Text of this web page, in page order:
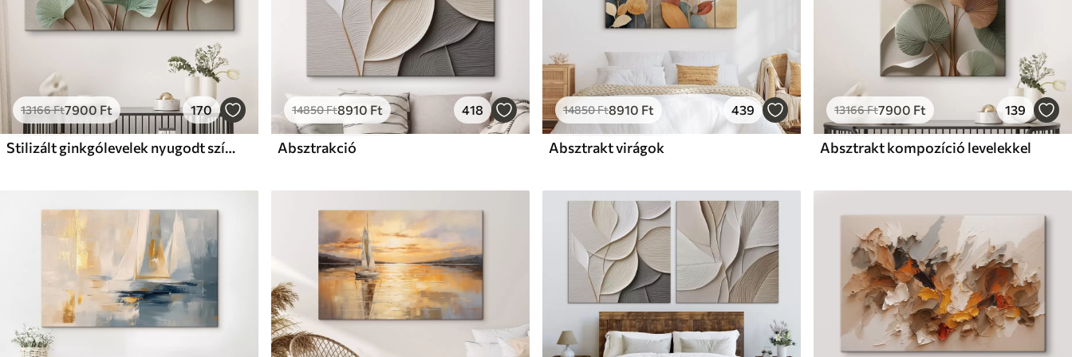
13166Ft7900 Ft 170
Stilizált ginkgólevelek nyugodt színekben
14850Ft8910 Ft 418
Absztrakció
14850Ft8910 Ft 439
Absztrakt virágok
13166Ft7900 Ft 139
Absztrakt kompozíció levelekkel